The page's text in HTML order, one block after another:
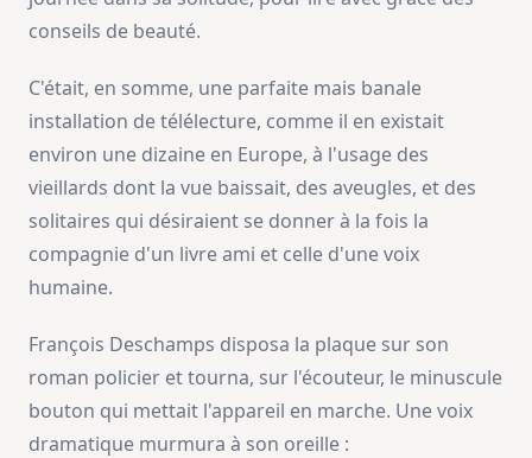
conseils de beauté.
C'était, en somme, une parfaite mais banale
installation de télélecture, comme il en existait
environ une dizaine en Europe, à l'usage des
vieillards dont la vue baissait, des aveugles, et des
solitaires qui désiraient se donner à la fois la
compagnie d'un livre ami et celle d'une voix
humaine.
François Deschamps disposa la plaque sur son
roman policier et tourna, sur l'écouteur, le minuscule
bouton qui mettait l'appareil en marche. Une voix
dramatique murmura à son oreille :